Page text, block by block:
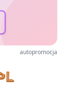
autopromocja